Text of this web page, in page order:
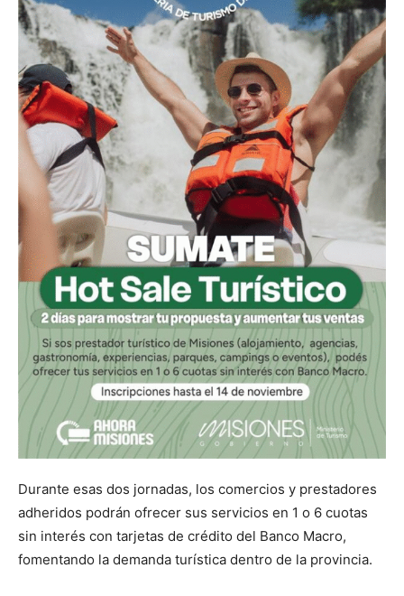
Durante esas dos jornadas, los comercios y prestadores
adheridos podrán ofrecer sus servicios en 1 o 6 cuotas
sin interés con tarjetas de crédito del Banco Macro,
fomentando la demanda turística dentro de la provincia.